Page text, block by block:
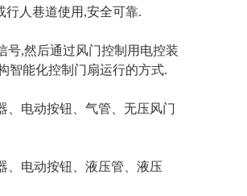
行人巷道使用,安全可靠.
号,然后通过风门控制用电控装
智能化控制门扇运行的方式.
、电动按钮、气管、无压风门
、电动按钮、液压管、液压